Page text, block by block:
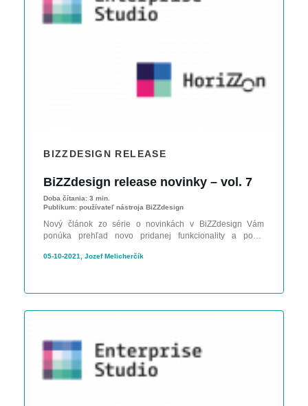
BIZZDESIGN RELEASE
BiZZdesign release novinky – vol. 7
Doba čítania: 3 min.
Publikum: používateľ nástroja BiZZdesign
Nový článok zo série o novinkách v BiZZdesign Vám
ponúka prehľad novo pridanej funkcionality a popis
05-10-2021, Jozef Melicherčík